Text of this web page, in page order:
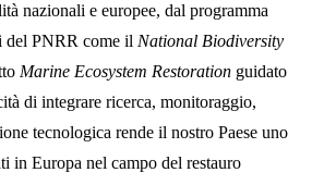
nazionali e europee, dal programma
PNRR come il National Biodiversity
Marine Ecosystem Restoration guidato
di integrare ricerca, monitoraggio,
tecnologica rende il nostro Paese uno
in Europa nel campo del restauro